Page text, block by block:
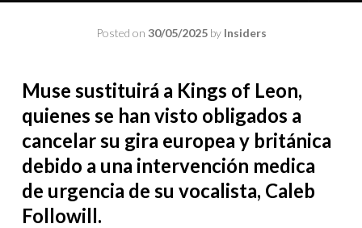
Posted on 30/05/2025by Insiders
Muse sustituirá a Kings of Leon,
quienes se han visto obligados a
cancelar su gira europea y británica
debido a una intervención medica
de urgencia de su vocalista, Caleb
Followill.